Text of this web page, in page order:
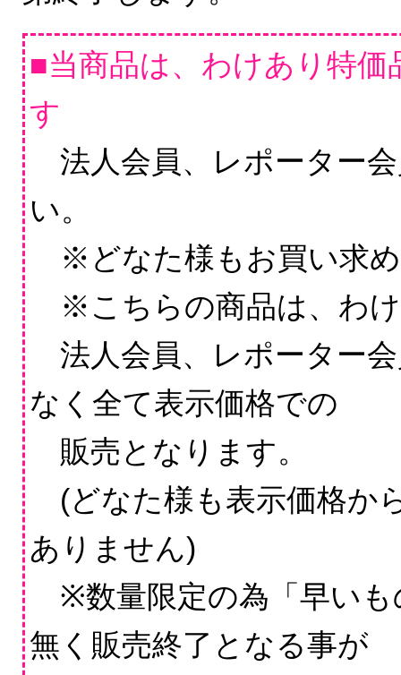
■当商品は、わけあり特
す
法人会員、レポーター
い。
※どなた様もお買い求
※こちらの商品は、わけ
法人会員、レポーター
なく全て表示価格での
販売となります。
(どなた様も表示価格か
ありません)
※数量限定の為「早いも
無く販売終了となる事が